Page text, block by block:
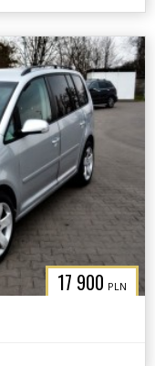
17 900 PLN